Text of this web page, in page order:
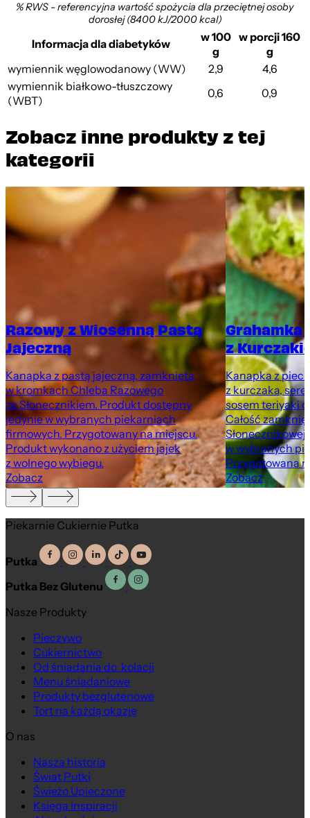
% RWS - referencyjna wartość spożycia dla przeciętnej osoby
dorosłej (8400 kJ/2000 kcal)
Informacja dla diabetyków
w 100
g
w porcji 160
g
wymiennik węglowodanowy (WW)
2,9
4,6
wymiennik białkowo-tłuszczowy
(WBT)
0,6 0,9
Zobacz inne produkty z tej
kategorii
Razowy z Wiosenną Pastą
Jajeczną
Kanapka z pastą jajeczną, zamknięta
w kromkach Chleba Razowego
ze Słonecznikiem. Produkt dostępny
jedynie w wybranych piekarniach
firmowych. Przygotowany na miejscu.
Produkt wykonano z użyciem jajek
z wolnego wybiegu.
Zobacz
Grahamka
z
Kanapka z
z kurczaka,
sosem teriyaki
Całość
w wybranych
Przygotowana
Zobacz
Piekarnie Cukiernie Putka
Putka
Putka Bez Glutenu
Nasze Produkty
Pieczywo
Cukiernictwo
Od śniadania do kolacji
Menu śniadaniowe
Produkty bezglutenowe
Tort na każdą okazję
O nas
Nasza historia
Świat Putki
Świeżo Upieczone
Księga Inspiracji